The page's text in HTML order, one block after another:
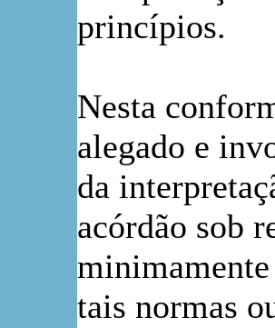
princípios.
Nesta
alegado e
da
acórdão sob
tais normas